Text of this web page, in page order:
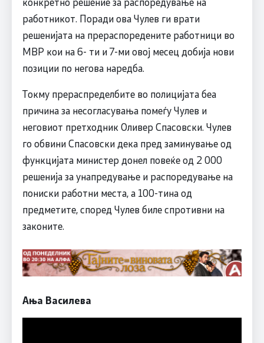
работникот. Поради ова Чулев ги врати
решенијата на прераспоредените работници во
МВР кои на 6- ти и 7-ми овој месец добија нови
позиции по негова наредба.
Токму прераспределбите во полицијата беа
причина за несогласувања помеѓу Чулев и
неговиот претходник Оливер Спасовски. Чулев
го обвини Спасовски дека пред заминување од
функцијата министер донел повеќе од 2 000
решенија за унапредување и распоредување на
пониски работни места, а 100-тина од
предметите, според Чулев биле спротивни на
законите.
Ања Василева